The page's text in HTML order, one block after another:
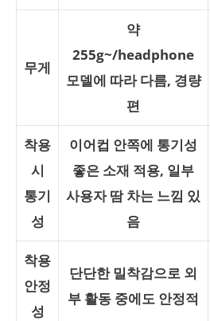
무게
약
255g~/headphone
모델에 따라 다름, 경량
편
착용
시
통기
성
이어컵 안쪽에 통기성
좋은 소재 적용, 일부
사용자 땀 차는 느낌 있
음
착용
안정
성
단단한 밀착감으로 외
부 활동 중에도 안정적